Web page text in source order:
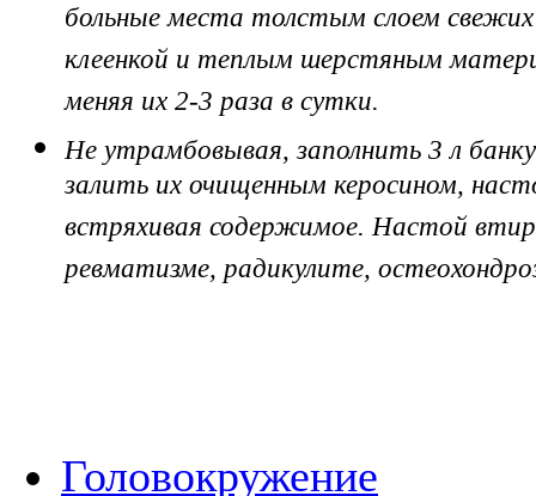
больные места толстым слоем свежих
клеенкой и теплым шерстяным
меняя их 2-3 раза в сутки.
Не утрамбовывая, заполнить 3 л
залить их очищенным керосином,
встряхивая содержимое. Настой
ревматизме, радикулите,
Головокружение